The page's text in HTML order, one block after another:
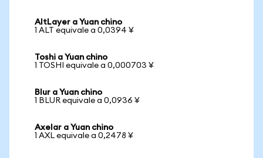
AltLayer a Yuan chino
1 ALT equivale a 0,0394 ¥
Toshi a Yuan chino
1 TOSHI equivale a 0,000703 ¥
Blur a Yuan chino
1 BLUR equivale a 0,0936 ¥
Axelar a Yuan chino
1 AXL equivale a 0,2478 ¥